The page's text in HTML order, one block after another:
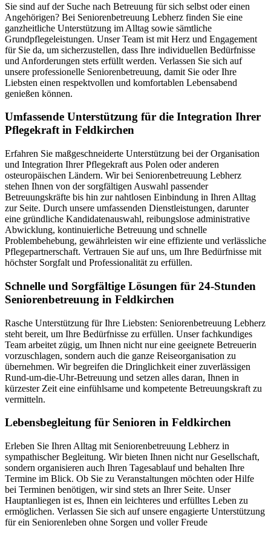
Sie sind auf der Suche nach Betreuung für sich selbst oder einen
Angehörigen? Bei Seniorenbetreuung Lebherz finden Sie eine
ganzheitliche Unterstützung im Alltag sowie sämtliche
Grundpflegeleistungen. Unser Team ist mit Herz und Engagement
für Sie da, um sicherzustellen, dass Ihre individuellen Bedürfnisse
und Anforderungen stets erfüllt werden. Verlassen Sie sich auf
unsere professionelle Seniorenbetreuung, damit Sie oder Ihre
Liebsten einen respektvollen und komfortablen Lebensabend
genießen können.
Umfassende Unterstützung für die Integration Ihrer
Pflegekraft in Feldkirchen
Erfahren Sie maßgeschneiderte Unterstützung bei der Organisation
und Integration Ihrer Pflegekraft aus Polen oder anderen
osteuropäischen Ländern. Wir bei Seniorenbetreuung Lebherz
stehen Ihnen von der sorgfältigen Auswahl passender
Betreuungskräfte bis hin zur nahtlosen Einbindung in Ihren Alltag
zur Seite. Durch unsere umfassenden Dienstleistungen, darunter
eine gründliche Kandidatenauswahl, reibungslose administrative
Abwicklung, kontinuierliche Betreuung und schnelle
Problembehebung, gewährleisten wir eine effiziente und verlässliche
Pflegepartnerschaft. Vertrauen Sie auf uns, um Ihre Bedürfnisse mit
höchster Sorgfalt und Professionalität zu erfüllen.
Schnelle und Sorgfältige Lösungen für 24-Stunden
Seniorenbetreuung in Feldkirchen
Rasche Unterstützung für Ihre Liebsten: Seniorenbetreuung Lebherz
steht bereit, um Ihre Bedürfnisse zu erfüllen. Unser fachkundiges
Team arbeitet zügig, um Ihnen nicht nur eine geeignete Betreuerin
vorzuschlagen, sondern auch die ganze Reiseorganisation zu
übernehmen. Wir begreifen die Dringlichkeit einer zuverlässigen
Rund-um-die-Uhr-Betreuung und setzen alles daran, Ihnen in
kürzester Zeit eine einfühlsame und kompetente Betreuungskraft zu
vermitteln.
Lebensbegleitung für Senioren in Feldkirchen
Erleben Sie Ihren Alltag mit Seniorenbetreuung Lebherz in
sympathischer Begleitung. Wir bieten Ihnen nicht nur Gesellschaft,
sondern organisieren auch Ihren Tagesablauf und behalten Ihre
Termine im Blick. Ob Sie zu Veranstaltungen möchten oder Hilfe
bei Terminen benötigen, wir sind stets an Ihrer Seite. Unser
Hauptanliegen ist es, Ihnen ein leichteres und erfülltes Leben zu
ermöglichen. Verlassen Sie sich auf unsere engagierte Unterstützung
für ein Seniorenleben ohne Sorgen und voller Freude